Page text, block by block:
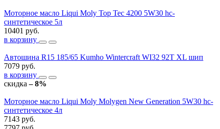
Моторное масло Liqui Moly Top Tec 4200 5W30 hc-
синтетическое 5л
10401 руб.
в корзину
Автошина R15 185/65 Kumho Wintercraft WI32 92T XL шип
7079 руб.
в корзину
скидка– 8%
Моторное масло Liqui Moly Molygen New Generation 5W30 hc-
синтетическое 4л
7143 руб.